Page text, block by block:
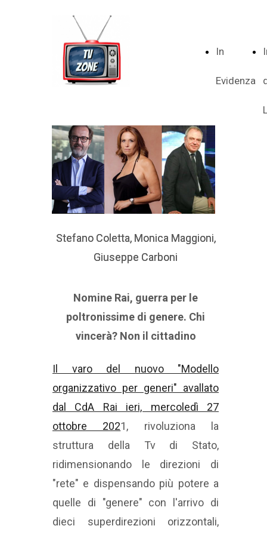
In
Evidenza
Stefano Coletta, Monica Maggioni,
Giuseppe Carboni
Stefano Coletta, Monica Maggioni,
Giuseppe Carboni
Nomine Rai, guerra per le
poltronissime di genere. Chi
vincerà? Non il cittadino
Il varo del nuovo "Modello
organizzativo per generi" avallato
dal CdA Rai ieri, mercoledì 27
ottobre 2021, rivoluziona la
struttura della Tv di Stato,
ridimensionando le direzioni di
"rete" e dispensando più potere a
quelle di "genere" con l'arrivo di
dieci superdirezioni orizzontali,